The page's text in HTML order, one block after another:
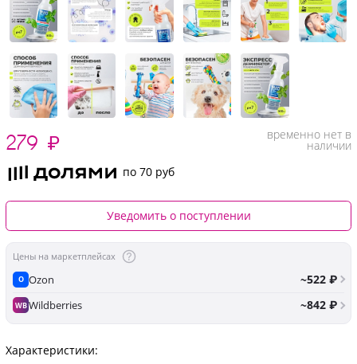
279 ₽ временно нет в
наличии
по 70 руб
Уведомить о поступлении
Цены на маркетплейсах
O Ozon ~522 ₽
WBWildberries ~842 ₽
Характеристики: